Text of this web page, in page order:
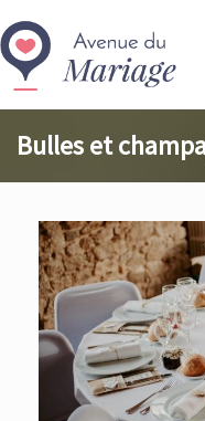
Bulles et